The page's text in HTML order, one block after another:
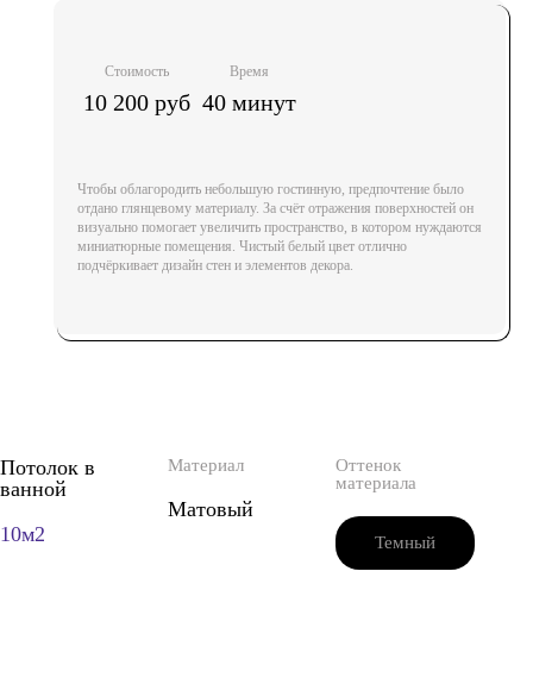
Стоимость Время
10 200 руб 40 минут
Чтобы облагородить небольшую гостинную, предпочтение было
отдано глянцевому материалу. За счёт отражения поверхностей он
визуально помогает увеличить пространство, в котором нуждаются
миниатюрные помещения. Чистый белый цвет отлично
подчёркивает дизайн стен и элементов декора.
Потолок в
ванной
10м2
Материал
Матовый
Оттенок
материала
Темный